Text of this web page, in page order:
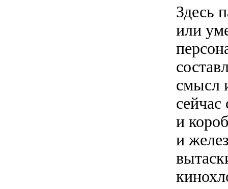
Здесь
или
смысл
и
и